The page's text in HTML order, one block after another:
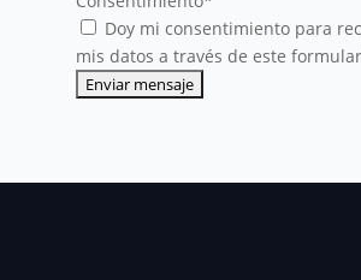
Doy mi consentimiento para
mis datos a través de este